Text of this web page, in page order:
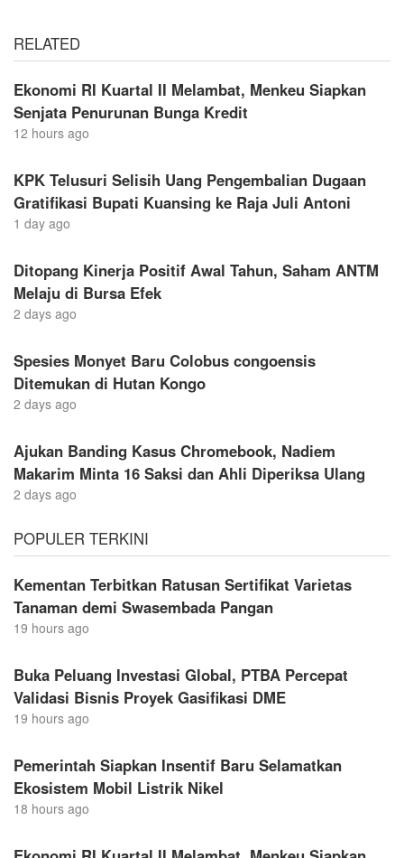
RELATED
Ekonomi RI Kuartal II Melambat, Menkeu Siapkan
Senjata Penurunan Bunga Kredit
12 hours ago
KPK Telusuri Selisih Uang Pengembalian Dugaan
Gratifikasi Bupati Kuansing ke Raja Juli Antoni
1 day ago
Ditopang Kinerja Positif Awal Tahun, Saham ANTM
Melaju di Bursa Efek
2 days ago
Spesies Monyet Baru Colobus congoensis
Ditemukan di Hutan Kongo
2 days ago
Ajukan Banding Kasus Chromebook, Nadiem
Makarim Minta 16 Saksi dan Ahli Diperiksa Ulang
2 days ago
POPULER TERKINI
Kementan Terbitkan Ratusan Sertifikat Varietas
Tanaman demi Swasembada Pangan
19 hours ago
Buka Peluang Investasi Global, PTBA Percepat
Validasi Bisnis Proyek Gasifikasi DME
19 hours ago
Pemerintah Siapkan Insentif Baru Selamatkan
Ekosistem Mobil Listrik Nikel
18 hours ago